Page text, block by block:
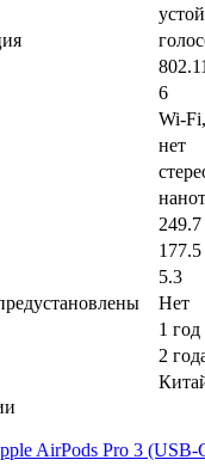
6
Wi-
нет
249.7
177.5
5.3
Нет
1 год
2
AirPods Pro 3 (USB-